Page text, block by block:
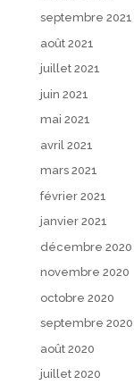
septembre 2021
août 2021
juillet 2021
juin 2021
mai 2021
avril 2021
mars 2021
février 2021
janvier 2021
décembre 2020
novembre 2020
octobre 2020
septembre 2020
août 2020
juillet 2020